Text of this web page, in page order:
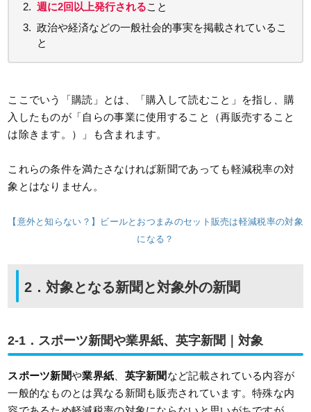
週に2回以上発行されること
政治や経済などの一般社会的事実を掲載されているこ
と
ここでいう「購読」とは、「購入して読むこと」を指し、購
入したものが「自らの事業に使用すること（再販売すること
は除きます。）」も含まれます。
これらの条件を満たさなければ新聞であっても軽減税率の対
象とはなりません。
【意外と知らない？】ビールとおつまみのセット販売は軽減税率の対象
になる？
2．対象となる新聞と対象外の新聞
2-1．スポーツ新聞や業界紙、英字新聞｜対象
スポーツ新聞や業界紙、 英字新聞など記載されている内容が
一般的なものとは異なる新聞も販売されています。特殊な内